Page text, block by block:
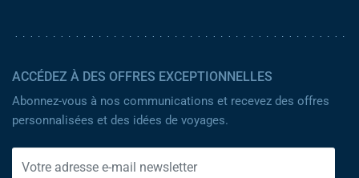
ACCÉDEZ À DES OFFRES EXCEPTIONNELLES
Abonnez-vous à nos communications et recevez des offres
personnalisées et des idées de voyages.